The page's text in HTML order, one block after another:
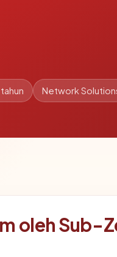
Network
oleh Sub-